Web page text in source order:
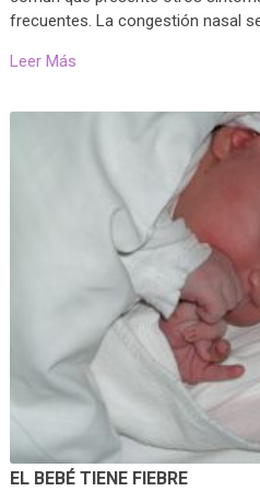
frecuentes. La congestión nasal
Leer Más
EL BEBÉ TIENE FIEBRE